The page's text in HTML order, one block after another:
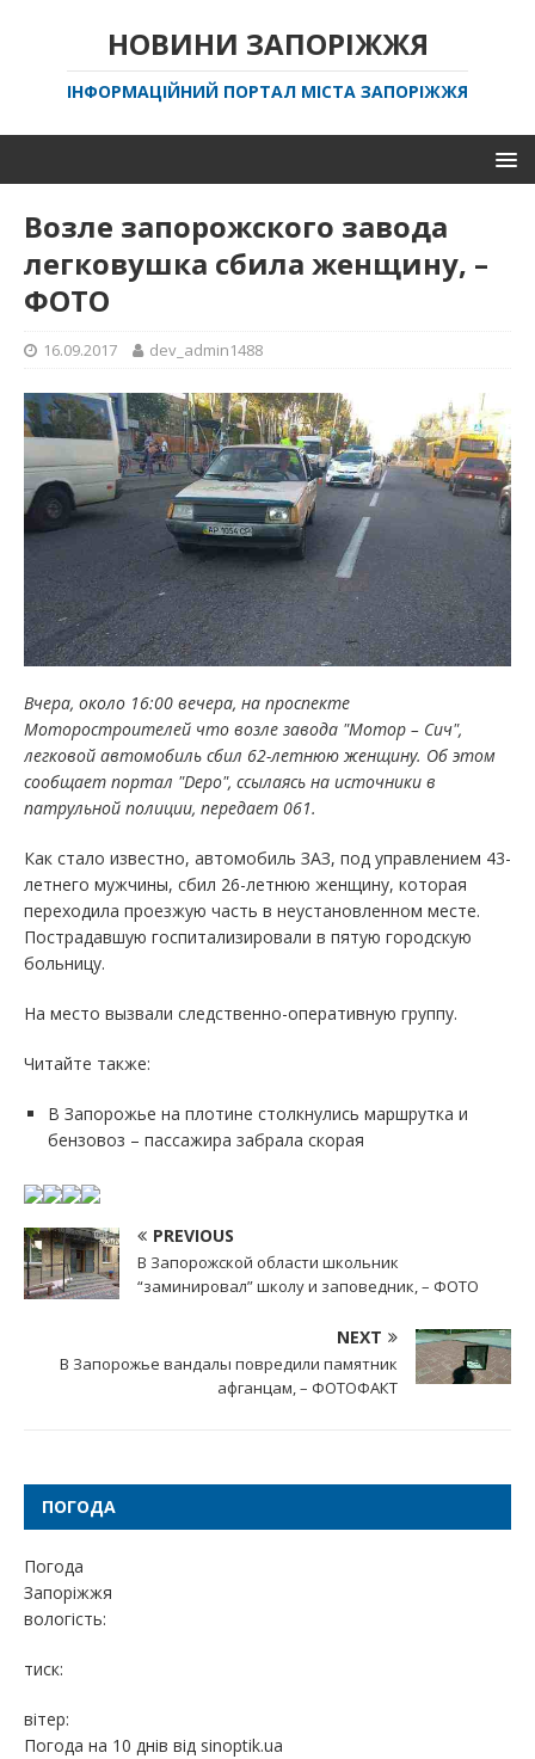
НОВИНИ ЗАПОРІЖЖЯ
ІНФОРМАЦІЙНИЙ ПОРТАЛ МІСТА ЗАПОРІЖЖЯ
Возле запорожского завода
легковушка сбила женщину, –
ФОТО
16.09.2017 dev_admin1488
Вчера, около 16:00 вечера, на проспекте
Моторостроителей что возле завода "Мотор – Сич",
легковой автомобиль сбил 62-летнюю женщину. Об этом
сообщает портал "Depo", ссылаясь на источники в
патрульной полиции, передает 061.
Как стало известно, автомобиль ЗАЗ, под управлением 43-
летнего мужчины, сбил 26-летнюю женщину, которая
переходила проезжую часть в неустановленном месте.
Пострадавшую госпитализировали в пятую городскую
больницу.
На место вызвали следственно-оперативную группу.
Читайте также:
В Запорожье на плотине столкнулись маршрутка и
бензовоз – пассажира забрала скорая
PREVIOUS
В Запорожской области школьник
“заминировал” школу и заповедник, – ФОТО
NEXT
В Запорожье вандалы повредили памятник
афганцам, – ФОТОФАКТ
ПОГОДА
Погода
Запоріжжя
вологість:
тиск:
вітер:
Погода на 10 днів від sinoptik.ua